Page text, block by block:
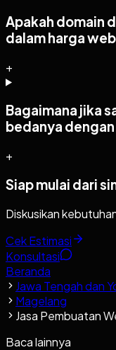
Apakah domain
dalam harga
+
Bagaimana jika
bedanya
+
Siap mulai dari
Diskusikan
Cek Estimasi
Konsultasi
Beranda
Jawa Tengah dan
Magelang
Jasa Pembuatan
Baca lainnya